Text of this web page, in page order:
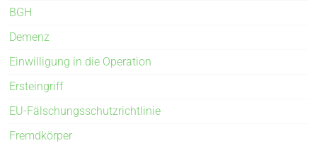
BGH
Demenz
Einwilligung in die Operation
Ersteingriff
EU-Fälschungsschutzrichtlinie
Fremdkörper